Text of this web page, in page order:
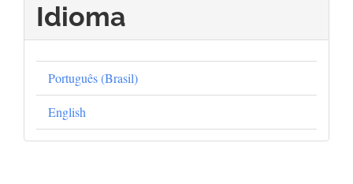
Idioma
Português (Brasil)
English